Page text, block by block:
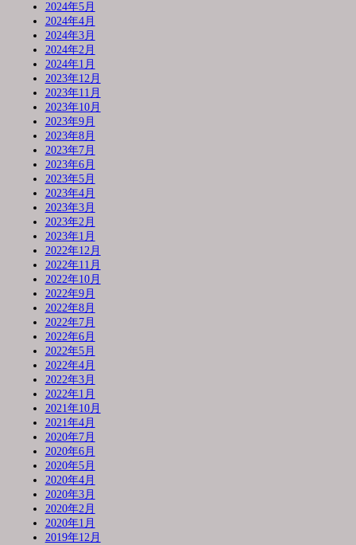
2024年5月
2024年4月
2024年3月
2024年2月
2024年1月
2023年12月
2023年11月
2023年10月
2023年9月
2023年8月
2023年7月
2023年6月
2023年5月
2023年4月
2023年3月
2023年2月
2023年1月
2022年12月
2022年11月
2022年10月
2022年9月
2022年8月
2022年7月
2022年6月
2022年5月
2022年4月
2022年3月
2022年1月
2021年10月
2021年4月
2020年7月
2020年6月
2020年5月
2020年4月
2020年3月
2020年2月
2020年1月
2019年12月